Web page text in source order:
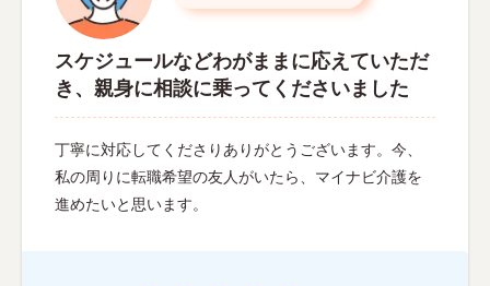
スケジュールなどわがままに応えていただ
き、親身に相談に乗ってくださいました
丁寧に対応してくださりありがとうございます。今、
私の周りに転職希望の友人がいたら、マイナビ介護を
進めたいと思います。